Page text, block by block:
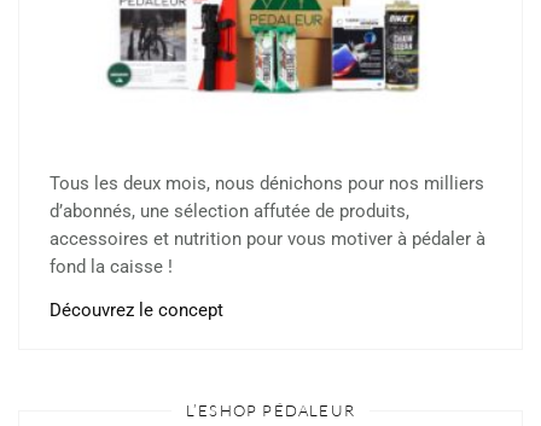
Tous les deux mois, nous dénichons pour nos milliers
d’abonnés, une sélection affutée de produits,
accessoires et nutrition pour vous motiver à pédaler à
fond la caisse !
Découvrez le concept
L’ESHOP PÉDALEUR